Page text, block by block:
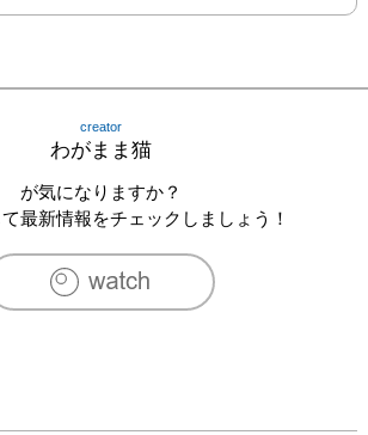
creator
わがまま猫
が気になりますか？
最新情報をチェックしましょう！